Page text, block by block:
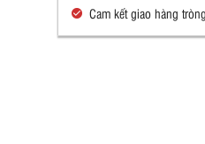
Cam kết giao hàng